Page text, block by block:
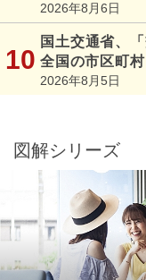
2026年8月6日
国土交通省、
全国の市区町
2026年8月5日
図解シリーズ